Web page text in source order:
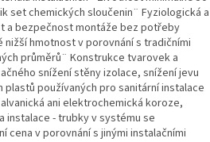
set chemických sloučenin¨ Fyziologická a
a bezpečnost montáže bez potřeby
hmotnost v porovnání s tradičními
průměrů¨ Konstrukce tvarovek a
snížení stěny izolace, snížení jevu
používaných pro sanitární instalace
ani elektrochemická koroze,
instalace - trubky v systému se
cena v porovnání s jinými instalačními